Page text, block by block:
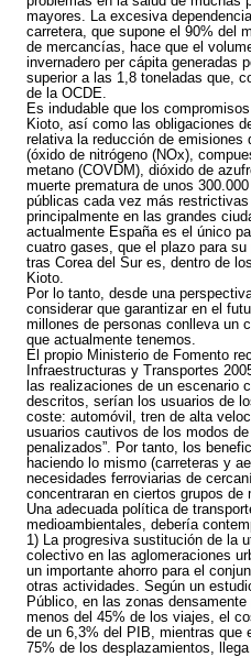
mayores. La excesiva
carretera, que supone el 90% del
de mercancías, hace que el
invernadero per cápita generadas
superior a las 1,8 toneladas que,
de la OCDE.
Es indudable que los
Kioto, así como las obligaciones
relativa la reducción de emisiones
(óxido de nitrógeno (NOx),
metano (COVDM), dióxido de
muerte prematura de unos
públicas cada vez más
principalmente en las grandes
actualmente España es el único
cuatro gases, que el plazo para
tras Corea del Sur es, dentro de
Kioto.
Por lo tanto, desde una
considerar que garantizar en el
millones de personas conlleva un
que actualmente tenemos.
El propio Ministerio de Fomento
Infraestructuras y Transportes
las realizaciones de un escenario
descritos, serían los usuarios de
coste: automóvil, tren de alta
usuarios cautivos de los modos
penalizados”. Por tanto, los
haciendo lo mismo (carreteras y
necesidades ferroviarias de
concentraran en ciertos grupos de
Una adecuada política de
medioambientales, debería
1) La progresiva sustitución de la
colectivo en las aglomeraciones
un importante ahorro para el
otras actividades. Según un
Público, en las zonas
menos del 45% de los viajes, el
de un 6,3% del PIB, mientras que
75% de los desplazamientos,